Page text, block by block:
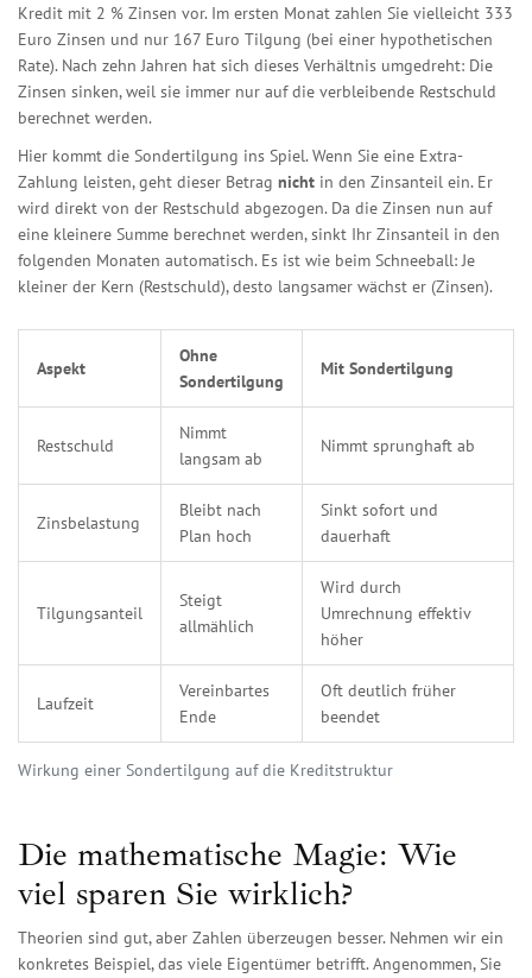
Kredit mit 2 % Zinsen vor. Im ersten Monat zahlen Sie vielleicht 333
Euro Zinsen und nur 167 Euro Tilgung (bei einer hypothetischen
Rate). Nach zehn Jahren hat sich dieses Verhältnis umgedreht: Die
Zinsen sinken, weil sie immer nur auf die verbleibende Restschuld
berechnet werden.
Hier kommt die Sondertilgung ins Spiel. Wenn Sie eine Extra-
Zahlung leisten, geht dieser Betrag nicht in den Zinsanteil ein. Er
wird direkt von der Restschuld abgezogen. Da die Zinsen nun auf
eine kleinere Summe berechnet werden, sinkt Ihr Zinsanteil in den
folgenden Monaten automatisch. Es ist wie beim Schneeball: Je
kleiner der Kern (Restschuld), desto langsamer wächst er (Zinsen).
Wirkung einer Sondertilgung auf die Kreditstruktur
Aspekt
Ohne
Sondertilgung
Mit Sondertilgung
Restschuld
Nimmt
langsam ab
Nimmt sprunghaft ab
Zinsbelastung
Bleibt nach
Plan hoch
Sinkt sofort und
dauerhaft
Tilgungsanteil
Steigt
allmählich
Wird durch
Umrechnung effektiv
höher
Laufzeit
Vereinbartes
Ende
Oft deutlich früher
beendet
Die mathematische Magie: Wie
viel sparen Sie wirklich?
Theorien sind gut, aber Zahlen überzeugen besser. Nehmen wir ein
konkretes Beispiel, das viele Eigentümer betrifft. Angenommen, Sie